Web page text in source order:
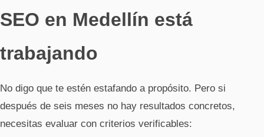
SEO en Medellín está
trabajando
No digo que te estén estafando a propósito. Pero si
después de seis meses no hay resultados concretos,
necesitas evaluar con criterios verificables: